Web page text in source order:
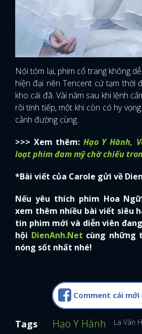
Nói tóm lại, phim cổ trang không
hiện đại nên Tencent cứ tạm thời
kho cái đã. Vài năm sau khi lệnh
rồi tính tiếp, một khi còn có hy
cảnh đường cùng.
>>> Xem thêm: Hạo Y Hành,
loạt phim đam mỹ chờ chiếu
*Bài viết của Carole gửi về
Nếu yêu thích phim Hoa
xem thêm nhiều bài viết siêu
tin phim mới và diễn viên
hội DienAnh.Net cùng
nóng sốt nhất nhé!
Comment cái
Tags Hạo Y Hành La Vân